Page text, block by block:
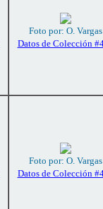
Foto por: O. Vargas
Datos de Colección
Foto por: O. Vargas
Datos de Colección